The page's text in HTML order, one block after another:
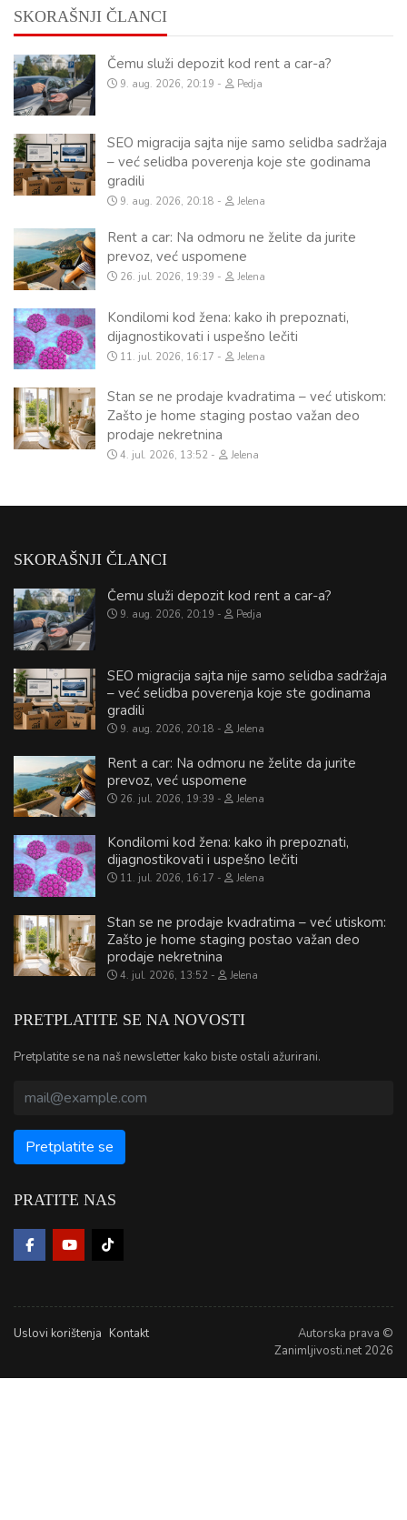
SKORAŠNJI ČLANCI
Čemu služi depozit kod rent a car-a?
9. aug. 2026, 20:19 Pedja
SEO migracija sajta nije samo selidba sadržaja
– već selidba poverenja koje ste godinama
gradili
9. aug. 2026, 20:18 Jelena
Rent a car: Na odmoru ne želite da jurite
prevoz, već uspomene
26. jul. 2026, 19:39 Jelena
Kondilomi kod žena: kako ih prepoznati,
dijagnostikovati i uspešno lečiti
11. jul. 2026, 16:17 Jelena
Stan se ne prodaje kvadratima – već utiskom:
Zašto je home staging postao važan deo
prodaje nekretnina
4. jul. 2026, 13:52 Jelena
SKORAŠNJI ČLANCI
Čemu služi depozit kod rent a car-a?
9. aug. 2026, 20:19 Pedja
SEO migracija sajta nije samo selidba sadržaja
– već selidba poverenja koje ste godinama
gradili
9. aug. 2026, 20:18 Jelena
Rent a car: Na odmoru ne želite da jurite
prevoz, već uspomene
26. jul. 2026, 19:39 Jelena
Kondilomi kod žena: kako ih prepoznati,
dijagnostikovati i uspešno lečiti
11. jul. 2026, 16:17 Jelena
Stan se ne prodaje kvadratima – već utiskom:
Zašto je home staging postao važan deo
prodaje nekretnina
4. jul. 2026, 13:52 Jelena
PRETPLATITE SE NA NOVOSTI
Pretplatite se na naš newsletter kako biste ostali ažurirani.
PRATITE NAS
Uslovi korištenja Kontakt
Autorska prava ©
Zanimljivosti.net 2026